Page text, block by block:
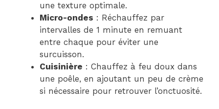
une texture optimale.
Micro-ondes : Réchauffez par
intervalles de 1 minute en remuant
entre chaque pour éviter une
surcuisson.
Cuisinière : Chauffez à feu doux dans
une poêle, en ajoutant un peu de crème
si nécessaire pour retrouver l’onctuosité.